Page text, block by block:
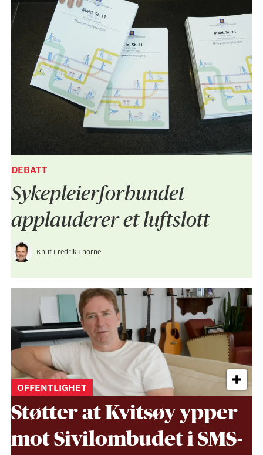
DEBATT
Sykepleier­forbundet
applauderer et luftslott
Knut Fredrik Thorne
OFFENTLIGHET
Støtter at Kvitsøy ypper
mot Sivil­ombudet i SMS-